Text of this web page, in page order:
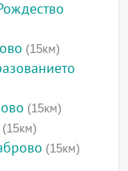
(15км)
(15км)
(15км)
(15км)